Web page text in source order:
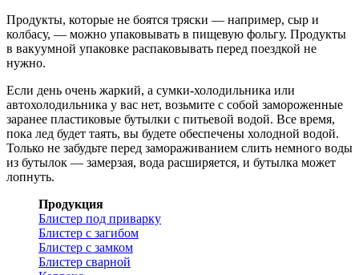
Продукты, которые не боятся тряски — например, сыр и
колбасу, — можно упаковывать в пищевую фольгу. Продукты
в вакуумной упаковке распаковывать перед поездкой не
нужно.
Если день очень жаркий, а сумки-холодильника или
автохолодильника у вас нет, возьмите с собой замороженные
заранее пластиковые бутылки с питьевой водой. Все время,
пока лед будет таять, вы будете обеспечены холодной водой.
Только не забудьте перед замораживанием слить немного воды
из бутылок — замерзая, вода расширяется, и бутылка может
лопнуть.
Продукция
Блистер под приварку
Блистер с загибом
Блистер с замком
Блистер сварной